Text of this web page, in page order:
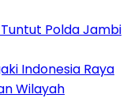
Polda Jambi
Indonesia Raya
Wilayah